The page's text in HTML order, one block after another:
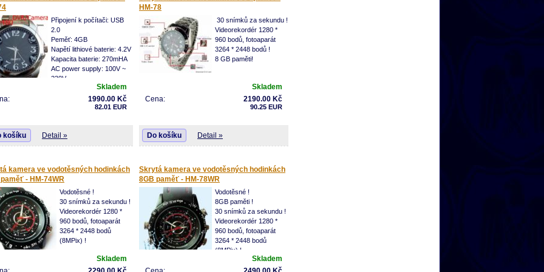
stává ideální k použití jako špionážní kamera nebo
baby kamera.
Připojení k počítači: USB
2.0
Peměť: 4GB
Napětí lithiové baterie: 4.2V
Kapacita baterie: 270mHA
AC power supply: 100V ~
230V
Výstupní video formáty: AVI
teplota: 0 ~ 40 C
Skladem
1990.00 Kč
82.01 EUR
košíku Detail »
HM-78
30 snímků za sekundu !
Videorekordér 1280 *
960 bodů, fotoaparát
3264 * 2448 bodů !
8 GB paměti!
Skladem
2190.00 Kč
Cena:
90.25 EUR
Do košíku Detail »
kamera ve vodotěsných hodinkách
- HM-74WR
Vodotěsné !
30 snímků za sekundu !
Videorekordér 1280 *
960 bodů, fotoaparát
3264 * 2448 bodů
(8MPix) !
Skladem
Skrytá kamera ve vodotěsných hodinkách
8GB paměť - HM-78WR
Vodotěsné !
8GB paměti !
30 snímků za sekundu !
Videorekordér 1280 *
960 bodů, fotoaparát
3264 * 2448 bodů
(8MPix) !
Skladem